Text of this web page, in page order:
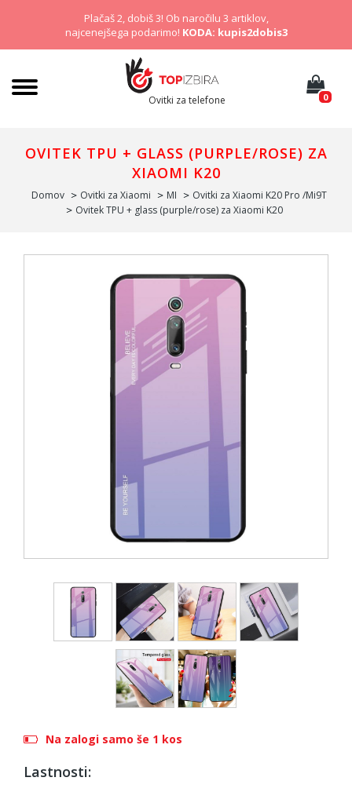
Plačaš 2, dobiš 3! Ob naročilu 3 artiklov,
najcenejšega podarimo! KODA: kupis2dobis3
Ovitki za telefone 0
OVITEK TPU + GLASS (PURPLE/ROSE) ZA
XIAOMI K20
Domov Ovitki za Xiaomi MI
Ovitki za Xiaomi K20 Pro /Mi9T
Ovitek TPU + glass (purple/rose) za Xiaomi K20
Na zalogi samo še 1 kos
Lastnosti: